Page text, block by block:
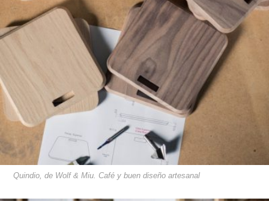
Quindio, de Wolf & Miu. Café y buen diseño artesanal